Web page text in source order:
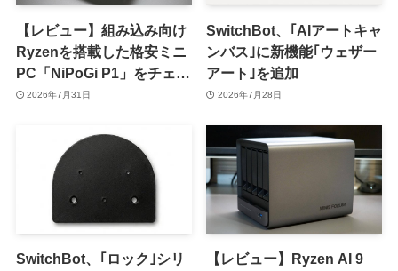
【レビュー】組み込み向け
Ryzenを搭載した格安ミニ
PC「NiPoGi P1」をチェッ
ク ｰ 1年前の同価格帯モデ
2026年7月31日
SwitchBot、｢AIアートキャ
ンバス｣に新機能｢ウェザー
アート｣を追加
2026年7月28日
SwitchBot、｢ロック｣シリ
【レビュー】Ryzen AI 9